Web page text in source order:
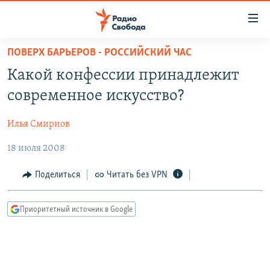
упрощенного
доступа
основному
Вернутся
главной
навигации
Вернутся
АВТОРСКИЕ ПРОЕКТЫ
ЦИТАТЫ СВОБОДЫ
МНЕНИЯ
КУЛЬТУРА
IDEL.РЕАЛИИ
КАВКАЗ.РЕАЛИИ
ПОВЕРХ БАРЬЕРОВ - РОССИЙСКИЙ ЧАС
Какой конфессии принадлежит
современное искусство?
Илья Смирнов
18 июля 2008
Поделиться Читать без VPN
Приоритетный источник в Google